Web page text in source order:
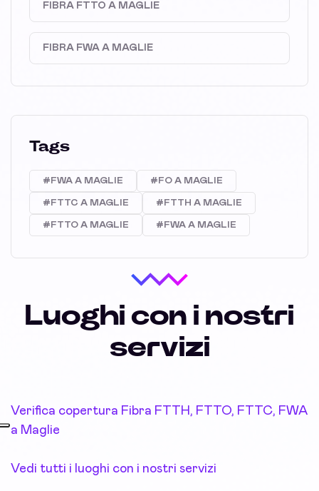
FIBRA FTTO A MAGLIE
FIBRA FWA A MAGLIE
Tags
#FWA A MAGLIE #FO A MAGLIE
#FTTC A MAGLIE #FTTH A MAGLIE
#FTTO A MAGLIE #FWA A MAGLIE
Luoghi con i nostri
servizi
Verifica copertura Fibra FTTH, FTTO, FTTC, FWA
a Maglie
Vedi tutti i luoghi con i nostri servizi